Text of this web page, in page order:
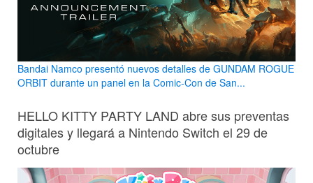
Bandai Namco presentó nuevos detalles de GUNDAM ROGUE
ORBIT durante un panel en la Comic-Con de San...
HELLO KITTY PARTY LAND abre sus preventas
digitales y llegará a Nintendo Switch el 29 de
octubre